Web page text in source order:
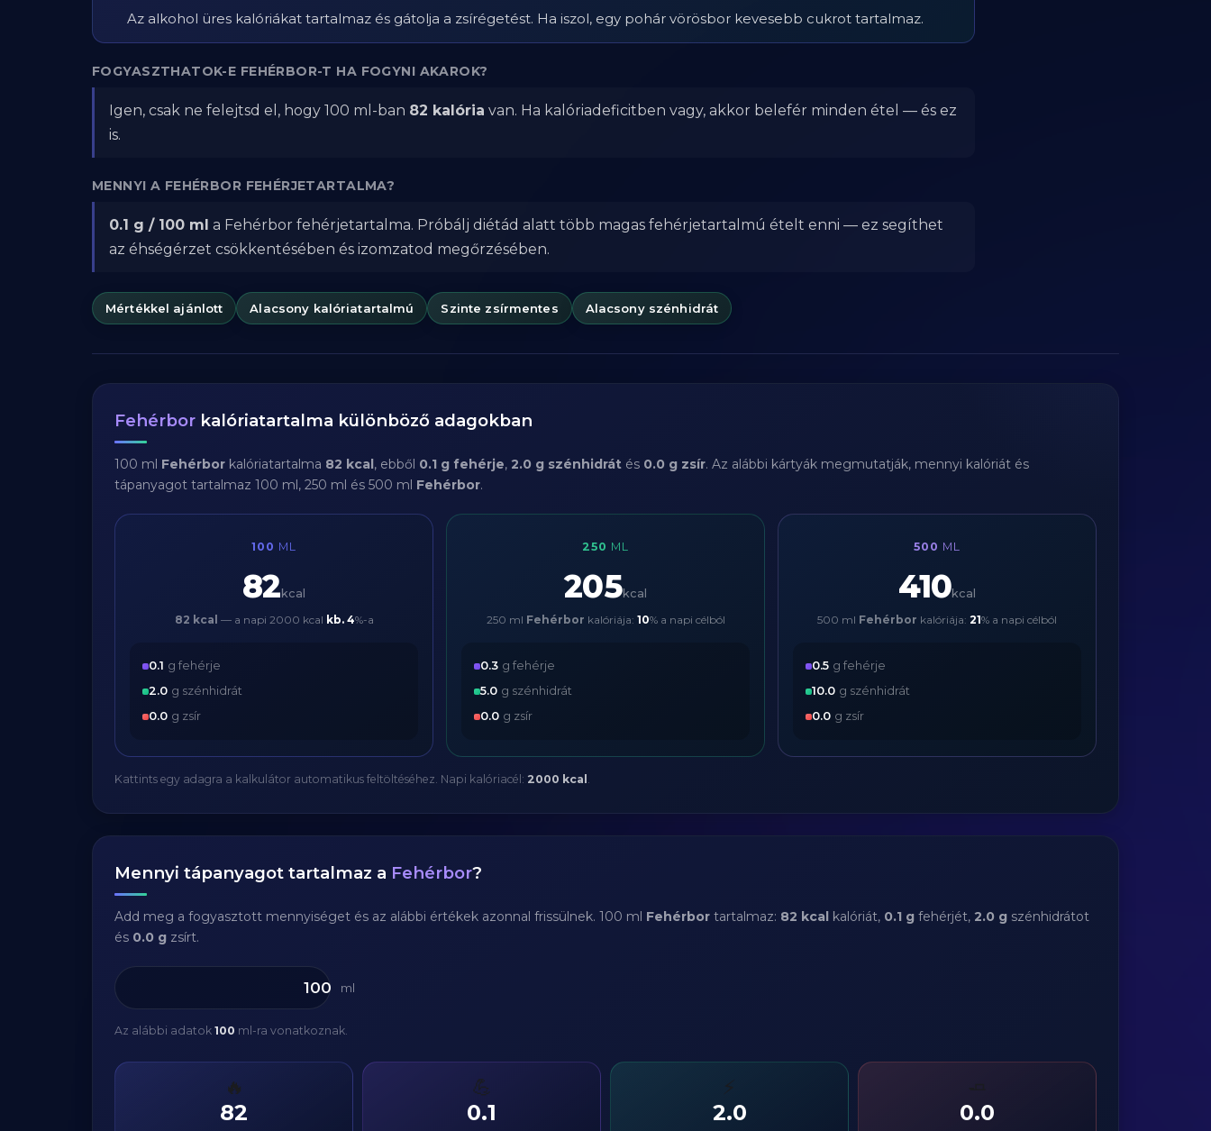
Az alkohol üres kalóriákat tartalmaz és gátolja a zsírégetést. Ha iszol, egy pohár vörösbor kevesebb cukrot tartalmaz.
FOGYASZTHATOK-E FEHÉRBOR-T HA FOGYNI AKAROK?
Igen, csak ne felejtsd el, hogy 100 ml-ban 82 kalória van. Ha kalóriadeficitben vagy, akkor belefér minden étel — és ez
is.
MENNYI A FEHÉRBOR FEHÉRJETARTALMA?
0.1 g / 100 ml a Fehérbor fehérjetartalma. Próbálj diétád alatt több magas fehérjetartalmú ételt enni — ez segíthet
az éhségérzet csökkentésében és izomzatod megőrzésében.
Mértékkel ajánlott Alacsony kalóriatartalmú Szinte zsírmentes Alacsony szénhidrát
Fehérbor kalóriatartalma különböző adagokban
100 ml Fehérbor kalóriatartalma 82 kcal, ebből 0.1 g fehérje, 2.0 g szénhidrát és 0.0 g zsír. Az alábbi kártyák megmutatják, mennyi kalóriát és
tápanyagot tartalmaz 100 ml, 250 ml és 500 ml Fehérbor.
100 ML
82 kcal
82 kcal — a napi 2000 kcal kb. 4%-a
0.1 g fehérje
2.0 g szénhidrát
0.0 g zsír
250 ML
205kcal
250 ml Fehérbor kalóriája: 10% a napi célból
0.3 g fehérje
5.0 g szénhidrát
0.0 g zsír
500 ML
410kcal
500 ml Fehérbor kalóriája: 21% a napi célból
0.5 g fehérje
10.0 g szénhidrát
0.0 g zsír
Kattints egy adagra a kalkulátor automatikus feltöltéséhez. Napi kalóriacél: 2000 kcal .
Mennyi tápanyagot tartalmaz a Fehérbor?
Add meg a fogyasztott mennyiséget és az alábbi értékek azonnal frissülnek. 100 ml Fehérbor tartalmaz: 82 kcal kalóriát, 0.1 g fehérjét, 2.0 g szénhidrátot
és 0.0 g zsírt.
ml
Az alábbi adatok 100 ml-ra vonatkoznak.
🔥
82
💪
0.1
⚡
2.0 0.0